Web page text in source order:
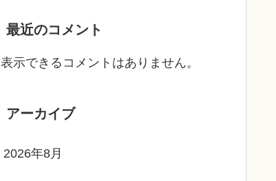
最近のコメント
表示できるコメントはありません。
アーカイブ
2026年8月